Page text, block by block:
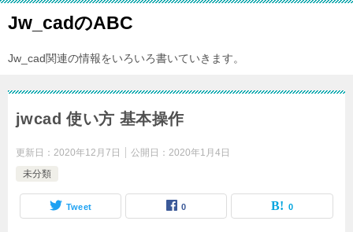
Jw_cadのABC
Jw_cad関連の情報をいろいろ書いていきます。
jwcad 使い方 基本操作
更新日： 2020年12月7日 公開日： 2020年1月4日
未分類
Tweet 0 0